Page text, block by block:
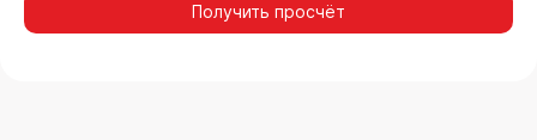
Получить просчёт